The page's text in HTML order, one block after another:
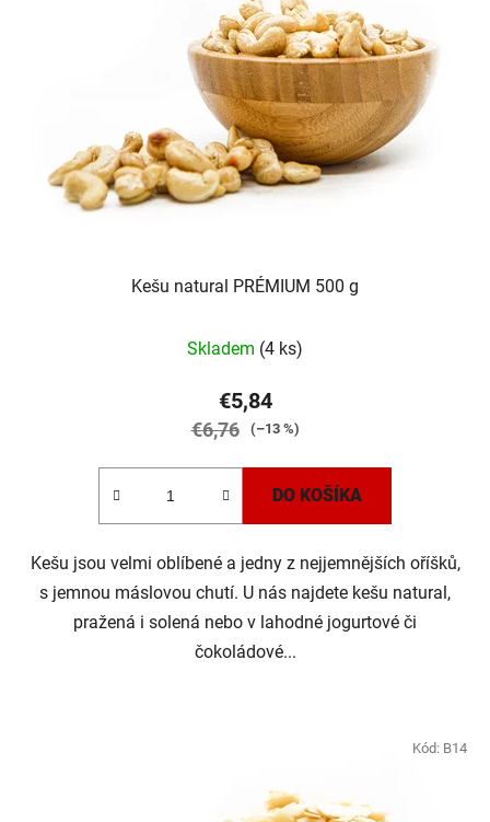
Kešu natural PRÉMIUM 500 g
hodnotenie
produktu
je
Skladem (4 ks)
€5,84
€6,76 (–13 %)
DO KOŠÍKA
Kešu jsou velmi oblíbené a jedny z nejjemnějších oříšků,
s jemnou máslovou chutí. U nás najdete kešu natural,
pražená i solená nebo v lahodné jogurtové či
čokoládové...
Kód: B14